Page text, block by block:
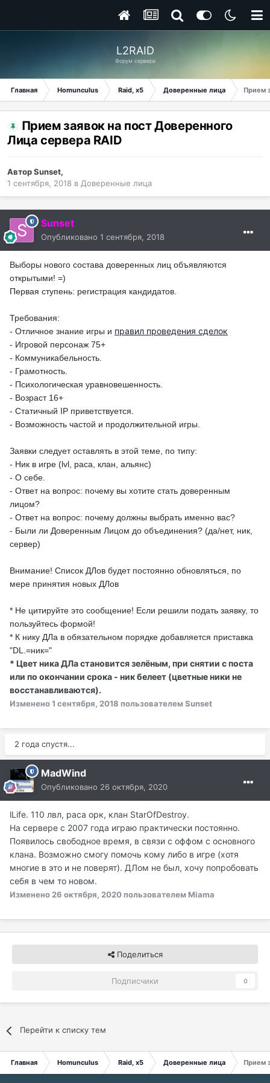
L2RAID
Форум сервера
Главная Homunculus Raid, x5 Доверенные лица Прием
Прием заявок на пост Доверенного
Лица сервера RAID
АвторSunset,
1 сентября, 2018 в Доверенные лица
Sunset
Опубликовано 1 сентября, 2018
Выборы нового состава доверенных лиц объявляются
открытыми! =)
Первая ступень: регистрация кандидатов.
Требования:
- Отличное знание игры и правил проведения сделок
- Игровой персонаж 75+
- Коммуникабельность.
- Грамотность.
- Психологическая уравновешенность.
- Возраст 16+
- Статичный IP приветствуется.
- Возможность частой и продолжительной игры.
Заявки следует оставлять в этой теме, по типу:
- Ник в игре (lvl, раса, клан, альянс)
- О себе.
- Ответ на вопрос: почему вы хотите стать доверенным
лицом?
- Ответ на вопрос: почему должны выбрать именно вас?
- Были ли Доверенным Лицом до объединения? (да/нет, ник,
сервер)
Внимание! Список ДЛов будет постоянно обновляться, по
мере принятия новых ДЛов
* Не цитируйте это сообщение! Если решили подать заявку, то
пользуйтесь формой!
* К нику ДЛа в обязательном порядке добавляется приставка
"DL.=ник="
* Цвет ника ДЛа становится зелёным, при снятии с поста
или по окончании срока - ник белеет (цветные ники не
восстанавливаются).
Изменено1 сентября, 2018 пользователем Sunset
2 года спустя...
MadWind
Опубликовано 26 октября, 2020
lLife. 110 лвл, раса орк, клан StarOfDestroy.
На сервере с 2007 года играю практически постоянно.
Появилось свободное время, в связи с оффом с основного
клана. Возможно смогу помочь кому либо в игре (хотя
многие в это и не поверят). ДЛом не был, хочу попробовать
себя в чем то новом.
Изменено26 октября, 2020пользователем Miama
Поделиться
Подписчики 0
Перейти к списку тем
Главная Homunculus Raid, x5 Доверенные лица Прием